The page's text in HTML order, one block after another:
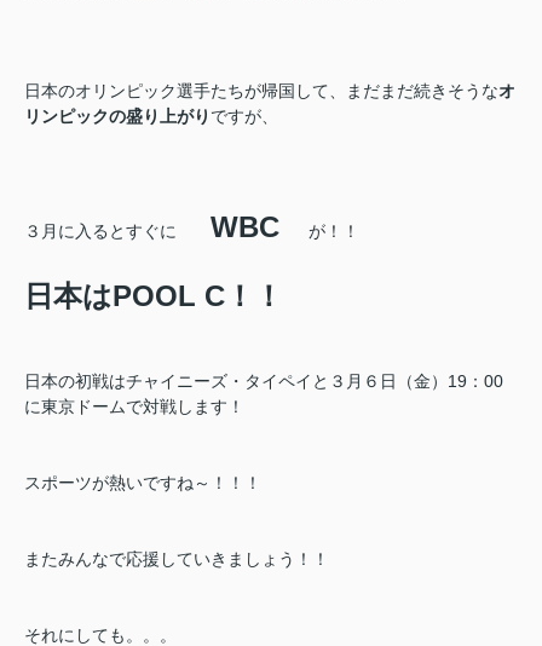
日本のオリンピック選手たちが帰国して、まだまだ続きそうなオ
リンピックの盛り上がり ですが、
３月に入るとすぐに WBC が！！
日本はPOOL C！！
日本の初戦はチャイニーズ・タイペイと３月６日（金）19：00
に東京ドームで対戦します！
スポーツが熱いですね～！！！
またみんなで応援していきましょう！！
それにしても。。。